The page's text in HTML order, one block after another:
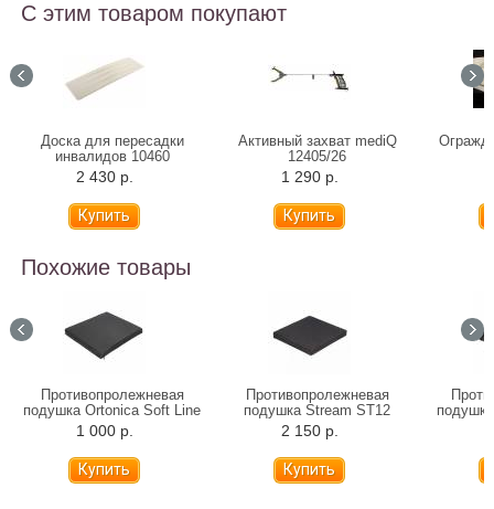
С этим товаром покупают
Доска для пересадки
инвалидов 10460
2 430 р.
Активный захват mediQ
12405/26
1 290 р.
Похожие товары
Противопролежневая
подушка Ortonica Soft Line
SL (201 - 210)
1 000 р.
Противопролежневая
подушка Stream ST12
2 150 р.